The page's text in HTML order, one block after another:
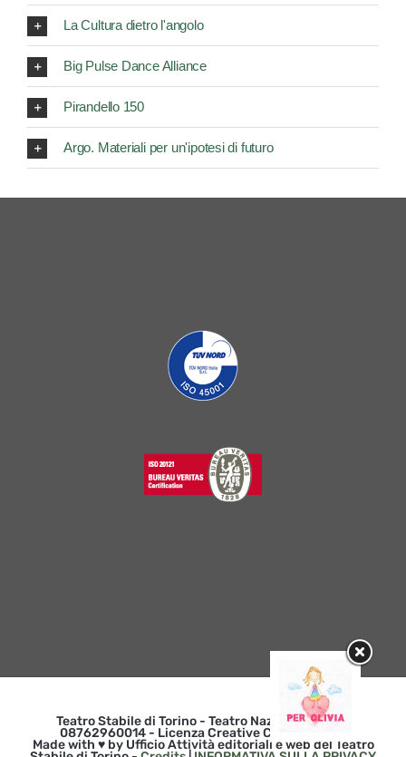
La Cultura dietro l'angolo
Big Pulse Dance Alliance
Pirandello 150
Argo. Materiali per un'ipotesi di futuro
Teatro Stabile di Torino - Teatro Nazionale | p. iva
08762960014 - Licenza Creative Commons 3.0
Made with ♥ by Ufficio Attività editoriali e web del Teatro